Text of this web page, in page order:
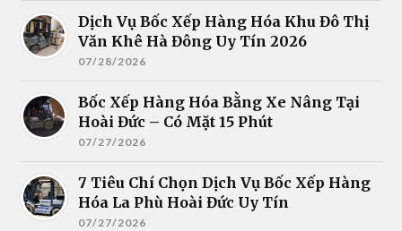
Dịch Vụ Bốc Xếp Hàng Hóa Khu Đô Thị
Văn Khê Hà Đông Uy Tín 2026
07/28/2026
Bốc Xếp Hàng Hóa Bằng Xe Nâng Tại
Hoài Đức – Có Mặt 15 Phút
07/27/2026
7 Tiêu Chí Chọn Dịch Vụ Bốc Xếp Hàng
Hóa La Phù Hoài Đức Uy Tín
07/27/2026